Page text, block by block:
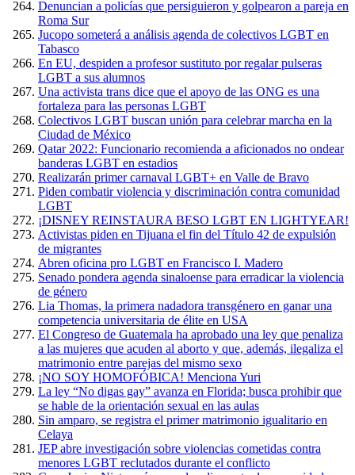
Denuncian a policías que persiguieron y golpearon a pareja en
Roma Sur
Jucopo someterá a análisis agenda de colectivos LGBT en
Tabasco
En EU, despiden a profesor sustituto por regalar pulseras
LGBT a sus alumnos
Una activista trans dice que el apoyo de las ONG es una
fortaleza para las personas LGBT
Colectivos LGBT buscan unión para celebrar marcha en la
Ciudad de México
Qatar 2022: Funcionario recomienda a aficionados no ondear
banderas LGBT en estadios
Realizarán primer carnaval LGBT+ en Valle de Bravo
Piden combatir violencia y discriminación contra comunidad
LGBT
¡DISNEY REINSTAURA BESO LGBT EN LIGHTYEAR!
Activistas piden en Tijuana el fin del Título 42 de expulsión
de migrantes
Abren oficina pro LGBT en Francisco I. Madero
Senado pondera agenda sinaloense para erradicar la violencia
de género
Lia Thomas, la primera nadadora transgénero en ganar una
competencia universitaria de élite en USA
El Congreso de Guatemala ha aprobado una ley que penaliza
a las mujeres que acuden al aborto y que, además, ilegaliza el
matrimonio entre parejas del mismo sexo
¡NO SOY HOMOFÓBICA! Menciona Yuri
La ley “No digas gay” avanza en Florida; busca prohibir que
se hable de la orientación sexual en las aulas
Sin amparo, se registra el primer matrimonio igualitario en
Celaya
JEP abre investigación sobre violencias cometidas contra
menores LGBT reclutados durante el conflicto